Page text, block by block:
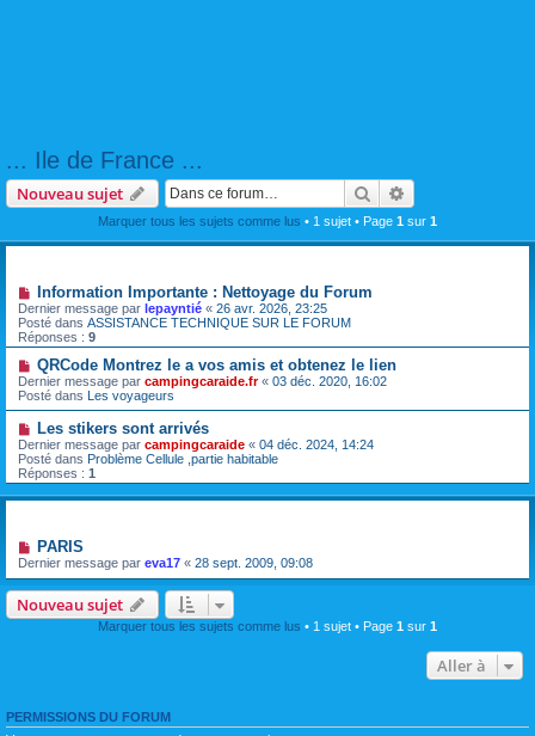
... Ile de France ...
Nouveau sujet Rechercher
Marquer tous les sujets comme lus • 1 sujet • Page 1 sur 1
Information Importante : Nettoyage du Forum
Dernier message par lepayntié « 26 avr. 2026, 23:25
Posté dans ASSISTANCE TECHNIQUE SUR LE FORUM
Réponses : 9
QRCode Montrez le a vos amis et obtenez le lien
Dernier message par campingcaraide.fr« 03 déc. 2020, 16:02
Posté dans Les voyageurs
Les stikers sont arrivés
Dernier message par campingcaraide « 04 déc. 2024, 14:24
Posté dans Problème Cellule ,partie habitable
Réponses : 1
PARIS
Dernier message par eva17 « 28 sept. 2009, 09:08
Nouveau sujet
Marquer tous les sujets comme lus • 1 sujet • Page 1 sur 1
Aller à
PERMISSIONS DU FORUM